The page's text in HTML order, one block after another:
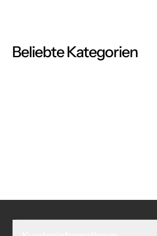
Beliebte Kategorien